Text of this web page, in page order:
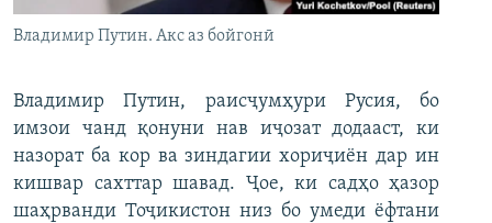
Владимир Путин. Акс аз бойгонӣ
Владимир Путин, раисҷумҳури Русия, бо
имзои чанд қонуни нав иҷозат додааст, ки
назорат ба кор ва зиндагии хориҷиён дар ин
кишвар сахттар шавад. Ҷое, ки садҳо ҳазор
шаҳрванди Тоҷикистон низ бо умеди ёфтани